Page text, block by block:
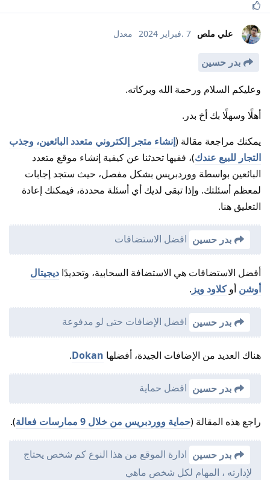
علي ملص 7 .فبراير 2024 معدل
بدر حسين
وعليكم السلام ورحمة الله وبركاته.
أهلًا وسهلًا بك أخ بدر.
يمكنك مراجعة مقالة (إنشاء متجر إلكتروني متعدد البائعين، وجذب
التجار للبيع عندك)، ففيها تحدثنا عن كيفية إنشاء موقع متعدد
البائعين بواسطة ووردبريس بشكل مفصل، حيث ستجد إجابات
لمعظم أسئلتك. وإذا تبقى لديك أي أسئلة محددة، فيمكنك إعادة
التعليق هنا.
بدر حسين افضل الاستضافات
أفضل الاستضافات هي الاستضافة السحابية، وتحديدًا ديجيتال
أوشن أوكلاود ويز.
بدر حسين افضل الإضافات حتى لو مدفوعة
هناك العديد من الإضافات الجيدة، أفضلها Dokan
.
بدر حسين افضل حماية
راجع هذه المقالة (حماية ووردبريس من خلال 9 ممارسات فعالة ).
بدر حسين ادارة الموقع من هذا النوع كم شخص يحتاج
لإدارته ، المهام لكل شخص ماهي